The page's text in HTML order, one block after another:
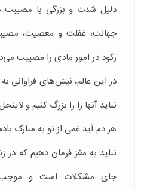
دلیل شدت و بزرگی با مصیبت
جهالت، غفلت و معصیت،
رکود در امور مادی را مصیبت
در این عالم، نیش‌های فراوانی
نباید آنها را را بزرگ کنیم و
هر دم آید غمی از نو به مبارک
نباید به مغز فرمان دهیم که در
جای مشکلات است و